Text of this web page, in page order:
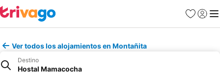
Favoritos
Iniciar
Ver todos los alojamientos en Montañita
Destino
Hostal Mamacocha